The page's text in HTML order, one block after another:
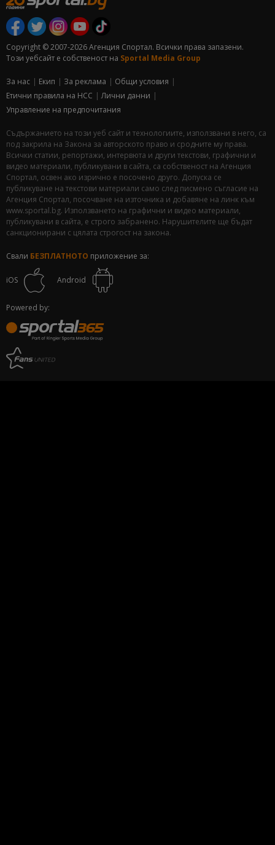
Copyright © 2007-2026 Агенция Спортал. Всички права запазени.
Този уебсайт е собственост на Sportal Media Group
За нас Екип За рекламa
Общи условия
Етични правила на НСС
Лични данни
Управление на предпочитания
Съдържанието на този уеб сайт и технологиите, използвани в него, са
под закрила на Закона за авторското право и сродните му права.
Всички статии, репортажи, интервюта и други текстови, графични и
видео материали, публикувани в сайта, са собственост на Агенция
Спортал, освен ако изрично е посочено друго. Допуска се
публикуване на текстови материали само след писмено съгласие на
Агенция Спортал, посочване на източника и добавяне на линк към
www.sportal.bg. Използването на графични и видео материали,
публикувани в сайта, е строго забранено. Нарушителите ще бъдат
санкционирани с цялата строгост на закона.
Свали БЕЗПЛАТНОТО приложение за:
iOS Android
Powered by: